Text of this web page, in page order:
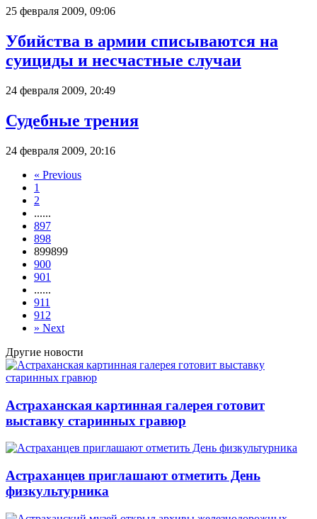
25 февраля 2009, 09:06
Убийства в армии списываются на
суициды и несчастные случаи
24 февраля 2009, 20:49
Судебные трения
24 февраля 2009, 20:16
« Previous
1
2
......
897
898
899899
900
901
......
911
912
» Next
Другие новости
Астраханская картинная галерея готовит
выставку старинных гравюр
Астраханцев приглашают отметить День
физкультурника